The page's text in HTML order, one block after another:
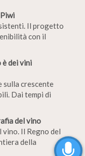
Il progetto
con il
dei vini
sulla crescente
Dai tempi di
del vino
vino. Il Regno del
della